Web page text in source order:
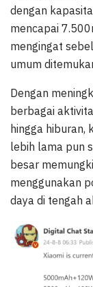
dengan
mencapai
mengingat
umum
Dengan
berbagai
hingga hiburan,
lebih lama pun
besar
menggunakan
daya di tengah